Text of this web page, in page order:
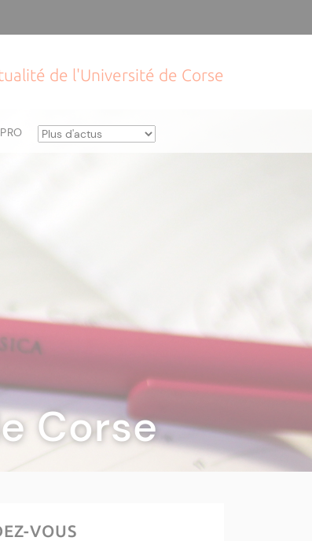
de l'Université de Corse
Corse
VOUS